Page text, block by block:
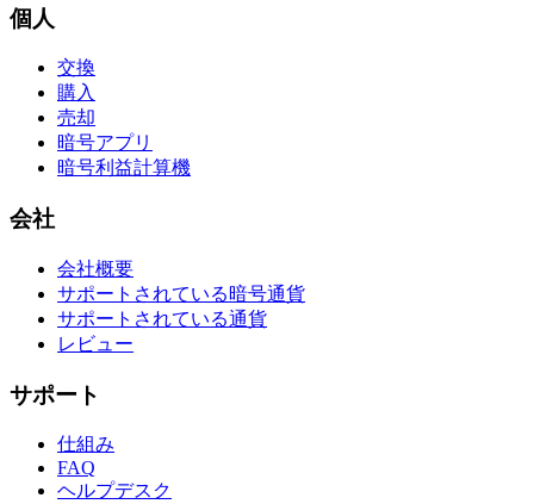
個人
交換
購入
売却
暗号アプリ
暗号利益計算機
会社
会社概要
サポートされている暗号通貨
サポートされている通貨
レビュー
サポート
仕組み
FAQ
ヘルプデスク